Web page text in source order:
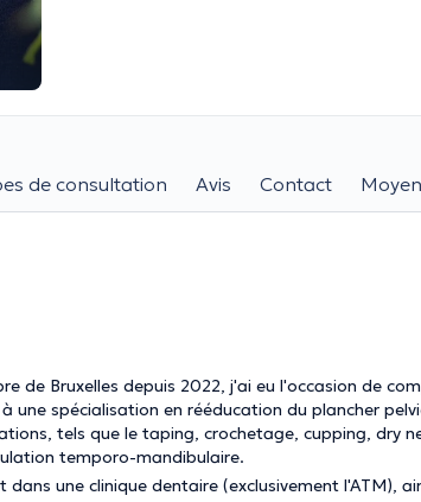
de consultation Avis Contact
de Bruxelles depuis 2022, j'ai eu l'occasion de
une spécialisation en rééducation du plancher
tels que le taping, crochetage, cupping, dry
temporo-mandibulaire.
dans une clinique dentaire (exclusivement l'ATM),